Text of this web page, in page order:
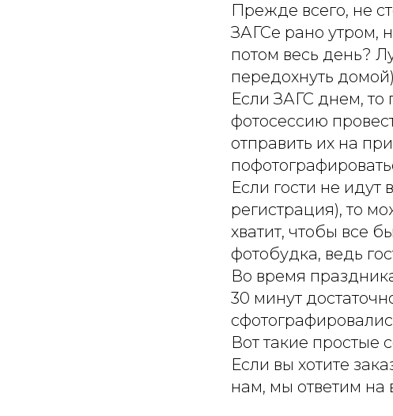
Прежде всего, не
ЗАГСе рано утром,
потом весь день?
передохнуть
Если ЗАГС днем, то
фотосессию
отправить их на
Если гости не идут
регистрация), то
хватит, чтобы все
фотобудка, ведь
Во время
30 минут
Вот такие простые
Если вы хотите
нам, мы ответим на